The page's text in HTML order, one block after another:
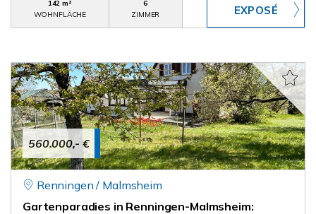
142 m²
WOHNFLÄCHE
6
ZIMMER
560.000,- €
Renningen / Malmsheim
Gartenparadies in Renningen-Malmsheim: